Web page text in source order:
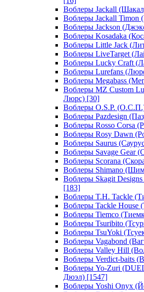
Воблеры Jackall
Воблеры Jackall
Воблеры Jackson
Воблеры Kosadaka
Воблеры Little Jack
Воблеры LiveTarget
Воблеры Lucky Craft
Воблеры Lurefans
Воблеры Megabass
Воблеры MZ Custom
Люрс) [30]
Воблеры O.S.P.
Воблеры Pazdesign
Воблеры Rosso Corsa
Воблеры Rosy Dawn
Воблеры Saurus
Воблеры Savage Gear
Воблеры Scorana
Воблеры Shimano
Воблеры Skagit
[183]
Воблеры T.H. Tackle
Воблеры Tackle House
Воблеры Tiemco
Воблеры Tsuribito
Воблеры TsuYoki
Воблеры Vagabond
Воблеры Valley Hill
Воблеры Verdict-baits
Воблеры Yo-Zuri
Дюэл) [1547]
Воблеры Yoshi Onyx